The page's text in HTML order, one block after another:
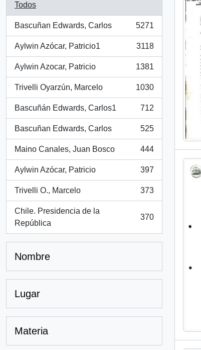
Todos
Bascuñan Edwards, Carlos
, 5271 resultados
5271
Aylwin Azócar, Patricio1
, 3118 resultados
3118
Aylwin Azocar, Patricio
, 1381 resultados
1381
Trivelli Oyarzún, Marcelo
, 1030 resultados
1030
Bascuñán Edwards, Carlos1
, 712 resultados
712
Bascuñan Edwards, Carlos
, 525 resultados
525
Maino Canales, Juan Bosco
, 444 resultados
444
Aylwin Azócar, Patricio
, 397 resultados
397
Trivelli O., Marcelo
, 373 resultados
373
Chile. Presidencia de la
República
, 370 resultados
370
Nombre
Lugar
Materia